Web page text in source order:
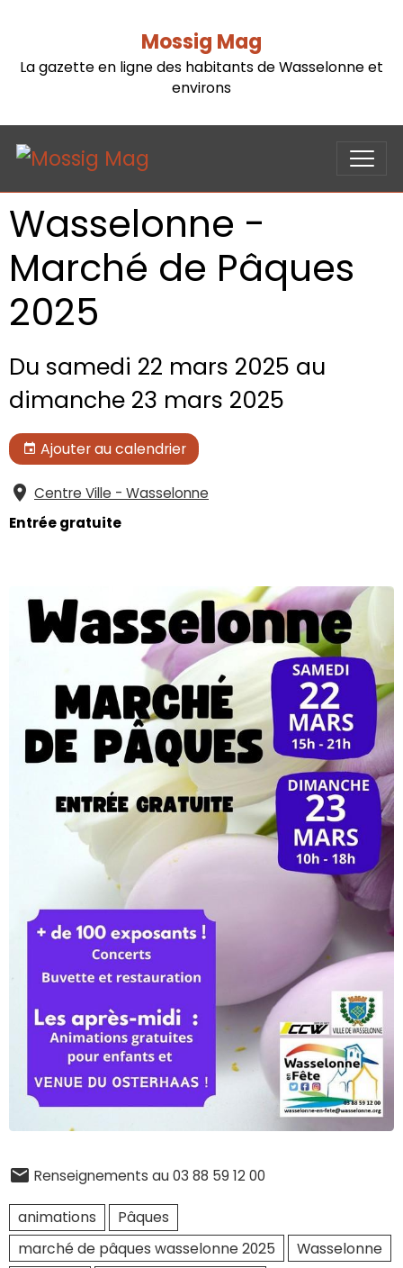
Mossig Mag
La gazette en ligne des habitants de Wasselonne et
environs
Wasselonne -
Marché de Pâques
2025
Du samedi 22 mars 2025 au
dimanche 23 mars 2025
Ajouter au calendrier
Centre Ville - Wasselonne
Entrée gratuite
Renseignements au 03 88 59 12 00
animations
Pâques
marché de pâques wasselonne 2025
Wasselonne